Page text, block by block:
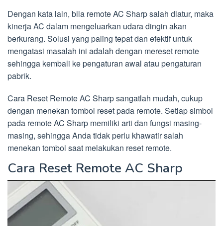
Dengan kata lain, bila remote AC Sharp salah diatur, maka
kinerja AC dalam mengeluarkan udara dingin akan
berkurang. Solusi yang paling tepat dan efektif untuk
mengatasi masalah ini adalah dengan mereset remote
sehingga kembali ke pengaturan awal atau pengaturan
pabrik.
Cara Reset Remote AC Sharp sangatlah mudah, cukup
dengan menekan tombol reset pada remote. Setiap simbol
pada remote AC Sharp memiliki arti dan fungsi masing-
masing, sehingga Anda tidak perlu khawatir salah
menekan tombol saat melakukan reset remote.
Cara Reset Remote AC Sharp